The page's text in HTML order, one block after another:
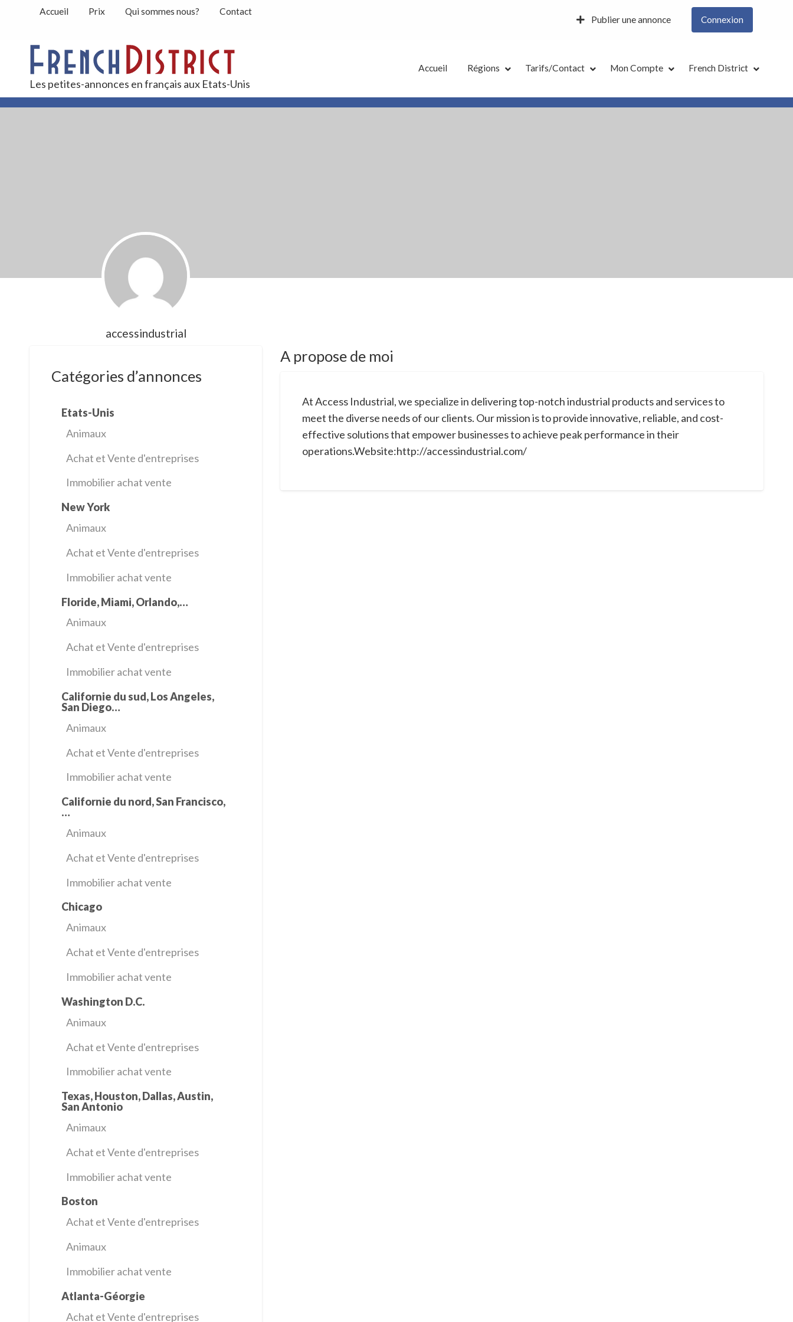
Contact
Accueil Prix Qui sommes nous? Contact
Publier une annonce Connexion
Les petites-annonces en français aux Etats-Unis
Accueil Régions Tarifs/Contact Mon Compte French District
accessindustrial
Catégories d’annonces
Etats-Unis
Animaux
Achat et Vente d'entreprises
Immobilier achat vente
New York
Animaux
Achat et Vente d'entreprises
Immobilier achat vente
Floride, Miami, Orlando,…
Animaux
Achat et Vente d'entreprises
Immobilier achat vente
Californie du sud, Los Angeles,
San Diego…
Animaux
Achat et Vente d'entreprises
Immobilier achat vente
Californie du nord, San Francisco,
…
Animaux
Achat et Vente d'entreprises
Immobilier achat vente
Chicago
Animaux
Achat et Vente d'entreprises
Immobilier achat vente
Washington D.C.
Animaux
Achat et Vente d'entreprises
Immobilier achat vente
Texas, Houston, Dallas, Austin,
San Antonio
Animaux
Achat et Vente d'entreprises
Immobilier achat vente
Boston
Achat et Vente d'entreprises
Animaux
Immobilier achat vente
Atlanta-Géorgie
Achat et Vente d'entreprises
A propose de moi
At Access Industrial, we specialize in delivering top-notch industrial products and services to
meet the diverse needs of our clients. Our mission is to provide innovative, reliable, and cost-
effective solutions that empower businesses to achieve peak performance in their
operations.Website:http://accessindustrial.com/